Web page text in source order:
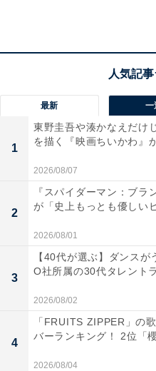
5000m、10000mで入賞者
楽啓太選手が加入し、選手
・愛三工業（中部地区代表
前回大会16位。中部予選2
ら加入の鈴木洋平選手（
区でニューイヤー駅伝優
抑えて区間賞を獲得。ニ
区間に注目です。
最新 一
1
東野圭吾や湊かなえだけ
を描く『映画ちいかわ』
2026/08/07
2
『スパイダーマン：ブラ
が「史上もっとも優しい
2026/08/01
3
【40代が選ぶ】ダンス
O社所属の30代タレント
2026/08/02
4
「FRUITS ZIPPER」の
バーランキング！ 2位「
2026/08/04